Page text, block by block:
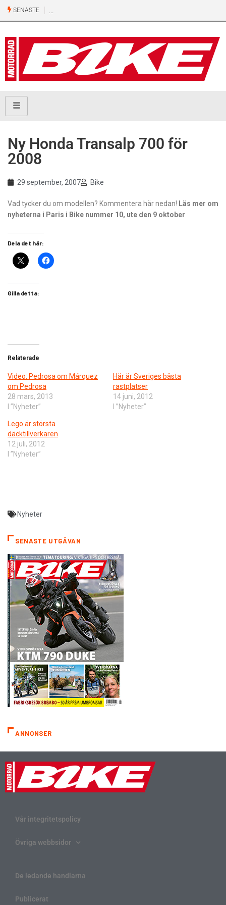
SENASTE
Ny Honda Transalp 700 för
2008
29 september, 2007 Bike
Vad tycker du om modellen? Kommentera här nedan! Läs mer om
nyheterna i Paris i Bike nummer 10, ute den 9 oktober
Dela det här:
Gilla detta:
Relaterade
Video: Pedrosa om Márquez
om Pedrosa
28 mars, 2013
I ”Nyheter”
Här är Sveriges bästa
rastplatser
14 juni, 2012
I ”Nyheter”
Lego är största
däcktillverkaren
12 juli, 2012
I ”Nyheter”
Nyheter
SENASTE UTGÅVAN
ANNONSER
Vår integritetspolicy
Övriga webbsidor
De ledande handlarna
Publicerat